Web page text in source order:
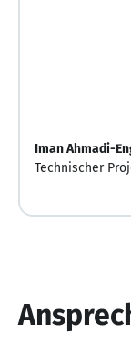
Iman Ahmadi-
Technischer